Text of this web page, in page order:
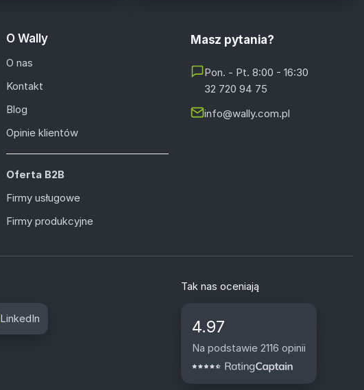
O Wally
O nas
Kontakt
Blog
Opinie klientów
Oferta B2B
Firmy usługowe
Firmy produkcyjne
Masz pytania?
Pon. - Pt. 8:00 - 16:30
32 720 94 75
info@wally.com.pl
LinkedIn
Tak nas oceniają
4.97
Na podstawie 2116 opinii